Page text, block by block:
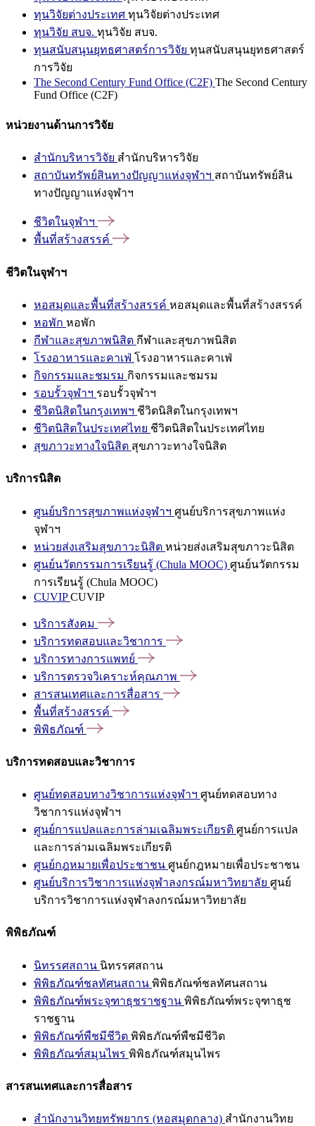
ทุนวิจัยต่างประเทศ ทุนวิจัยต่างประเทศ
ทุนวิจัย สบจ. ทุนวิจัย สบจ.
ทุนสนับสนุนยุทธศาสตร์การวิจัย ทุนสนับสนุนยุทธศาสตร์
การวิจัย
The Second Century Fund Office (C2F) The Second Century
Fund Office (C2F)
หน่วยงานด้านการวิจัย
สำนักบริหารวิจัย สำนักบริหารวิจัย
สถาบันทรัพย์สินทางปัญญาแห่งจุฬาฯ สถาบันทรัพย์สิน
ทางปัญญาแห่งจุฬาฯ
ชีวิตในจุฬาฯ
พื้นที่สร้างสรรค์
ชีวิตในจุฬาฯ
หอสมุดและพื้นที่สร้างสรรค์ หอสมุดและพื้นที่สร้างสรรค์
หอพัก หอพัก
กีฬาและสุขภาพนิสิต กีฬาและสุขภาพนิสิต
โรงอาหารและคาเฟ่ โรงอาหารและคาเฟ่
กิจกรรมและชมรม กิจกรรมและชมรม
รอบรั้วจุฬาฯ รอบรั้วจุฬาฯ
ชีวิตนิสิตในกรุงเทพฯ ชีวิตนิสิตในกรุงเทพฯ
ชีวิตนิสิตในประเทศไทย ชีวิตนิสิตในประเทศไทย
สุขภาวะทางใจนิสิต สุขภาวะทางใจนิสิต
บริการนิสิต
ศูนย์บริการสุขภาพแห่งจุฬาฯ ศูนย์บริการสุขภาพแห่ง
จุฬาฯ
หน่วยส่งเสริมสุขภาวะนิสิต หน่วยส่งเสริมสุขภาวะนิสิต
ศูนย์นวัตกรรมการเรียนรู้ (Chula MOOC) ศูนย์นวัตกรรม
การเรียนรู้ (Chula MOOC)
CUVIPCUVIP
บริการสังคม
บริการทดสอบและวิชาการ
บริการทางการแพทย์
บริการตรวจวิเคราะห์คุณภาพ
สารสนเทศและการสื่อสาร
พื้นที่สร้างสรรค์
พิพิธภัณฑ์
บริการทดสอบและวิชาการ
ศูนย์ทดสอบทางวิชาการแห่งจุฬาฯ ศูนย์ทดสอบทาง
วิชาการแห่งจุฬาฯ
ศูนย์การแปลและการล่ามเฉลิมพระเกียรติ ศูนย์การแปล
และการล่ามเฉลิมพระเกียรติ
ศูนย์กฎหมายเพื่อประชาชน ศูนย์กฎหมายเพื่อประชาชน
ศูนย์บริการวิชาการแห่งจุฬาลงกรณ์มหาวิทยาลัย ศูนย์
บริการวิชาการแห่งจุฬาลงกรณ์มหาวิทยาลัย
พิพิธภัณฑ์
นิทรรศสถาน นิทรรศสถาน
พิพิธภัณฑ์ชลทัศนสถาน พิพิธภัณฑ์ชลทัศนสถาน
พิพิธภัณฑ์พระจุฑาธุชราชฐาน พิพิธภัณฑ์พระจุฑาธุช
ราชฐาน
พิพิธภัณฑ์พืชมีชีวิต พิพิธภัณฑ์พืชมีชีวิต
พิพิธภัณฑ์สมุนไพร พิพิธภัณฑ์สมุนไพร
สารสนเทศและการสื่อสาร
สำนักงานวิทยทรัพยากร (หอสมุดกลาง) สำนักงานวิทย